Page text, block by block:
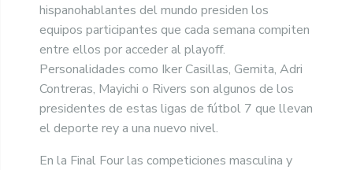
hispanohablantes del mundo presiden los
equipos participantes que cada semana compiten
entre ellos por acceder al playoff.
Personalidades como Iker Casillas, Gemita, Adri
Contreras, Mayichi o Rivers son algunos de los
presidentes de estas ligas de fútbol 7 que llevan
el deporte rey a una nuevo nivel.
En la Final Four las competiciones masculina y